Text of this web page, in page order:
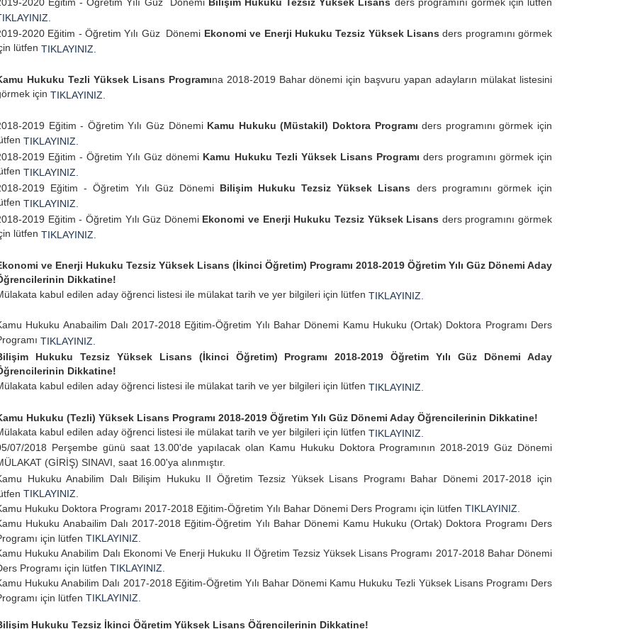
2020 Eğitim - Öğretim Yılı Güz Dönemi Ekonomi ve Enerji Hukuku Tezsiz Yüksek Lisansders programını görmek
lütfen TIKLAYINIZ.
Hukuku Tezli Yüksek Lisans Programına 2018-2019 Bahar dönemi için başvuru yapan adayların mülakat listesini
için TIKLAYINIZ.
2019 Eğitim - Öğretim Yılı Güz DönemiKamu Hukuku (Müstakil) Doktora Programı ders programını görmek için
TIKLAYINIZ.
2019 Eğitim - Öğretim Yılı Güz dönemi Kamu Hukuku Tezli Yüksek Lisans Programı ders programını görmek için
TIKLAYINIZ.
2019 Eğitim - Öğretim Yılı Güz DönemiBilişim Hukuku Tezsiz Yüksek Lisans ders programını görmek için
TIKLAYINIZ.
2019 Eğitim - Öğretim Yılı Güz Dönemi Ekonomi ve Enerji Hukuku Tezsiz Yüksek Lisans ders programını görmek
lütfen TIKLAYINIZ.
ve Enerji Hukuku Tezsiz Yüksek Lisans (İkinci Öğretim) Programı 2018-2019 Öğretim Yılı Güz Dönemi Aday
Dikkatine!
kabul edilen aday öğrenci listesi ile mülakat tarih ve yer bilgileri için lütfen TIKLAYINIZ.
Hukuku Anabailim Dalı 2017-2018 Eğitim-Öğretim Yılı Bahar Dönemi Kamu Hukuku (Ortak) Doktora Programı Ders
TIKLAYINIZ.
Hukuku Tezsiz Yüksek Lisans (İkinci Öğretim) Programı 2018-2019 Öğretim Yılı Güz Dönemi Aday
Dikkatine!
kabul edilen aday öğrenci listesi ile mülakat tarih ve yer bilgileri için lütfen TIKLAYINIZ.
Hukuku (Tezli) Yüksek Lisans Programı 2018-2019 Öğretim Yılı Güz Dönemi Aday Öğrencilerinin Dikkatine!
kabul edilen aday öğrenci listesi ile mülakat tarih ve yer bilgileri için lütfen TIKLAYINIZ.
07/2018 Perşembe günü saat 13.00'de yapılacak olan Kamu Hukuku Doktora Programının 2018-2019 Güz Dönemi
(GİRİŞ) SINAVI, saat 16.00'ya alınmıştır.
Hukuku Anabilim Dalı Bilişim Hukuku II Öğretim Tezsiz Yüksek Lisans Programı Bahar Dönemi 2017-2018 için
TIKLAYINIZ.
Hukuku Doktora Programı 2017-2018 Eğitim-Öğretim Yılı Bahar Dönemi Ders Programı için lütfen TIKLAYINIZ
Hukuku Anabailim Dalı 2017-2018 Eğitim-Öğretim Yılı Bahar Dönemi Kamu Hukuku (Ortak) Doktora Programı Ders
için lütfen TIKLAYINIZ.
Hukuku Anabilim Dalı Ekonomi Ve Enerji Hukuku II Öğretim Tezsiz Yüksek Lisans Programı 2017-2018 Bahar Dönemi
Programı için lütfen TIKLAYINIZ.
Hukuku Anabilim Dalı 2017-2018 Eğitim-Öğretim Yılı Bahar Dönemi Kamu Hukuku Tezli Yüksek Lisans Programı Ders
için lütfen TIKLAYINIZ.
Hukuku Tezsiz İkinci Öğretim Yüksek Lisans Öğrencilerinin Dikkatine!